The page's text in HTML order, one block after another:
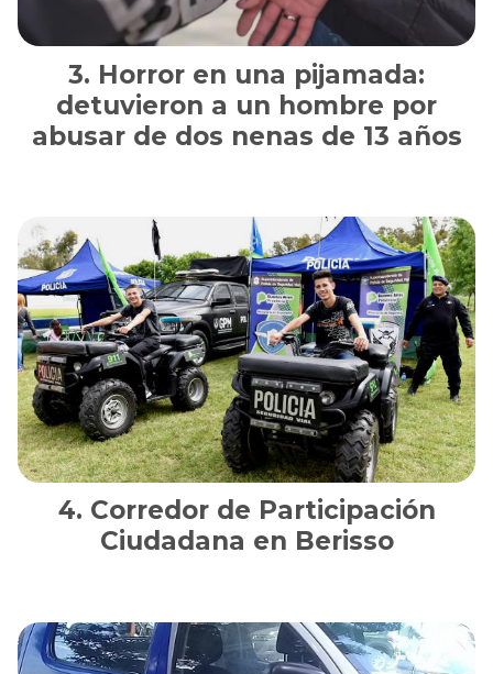
Horror en una pijamada:
detuvieron a un hombre por
abusar de dos nenas de 13 años
Corredor de Participación
Ciudadana en Berisso